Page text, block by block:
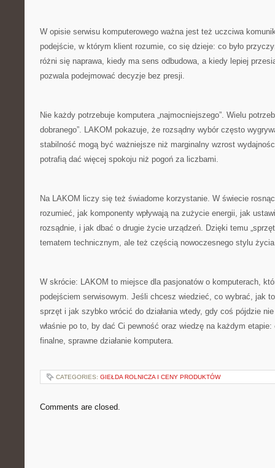
W opisie serwisu komputerowego ważna jest też uczciwa
podejście, w którym klient rozumie, co się dzieje: co było
różni się naprawa, kiedy ma sens odbudowa, a kiedy lepiej
pozwala podejmować decyzje bez presji.
Nie każdy potrzebuje komputera „najmocniejszego”. Wielu
dobranego”. LAKOM pokazuje, że rozsądny wybór często
stabilność mogą być ważniejsze niż marginalny wzrost
potrafią dać więcej spokoju niż pogoń za liczbami.
Na LAKOM liczy się też świadome korzystanie. W świecie
rozumieć, jak komponenty wpływają na zużycie energii, jak
rozsądnie, i jak dbać o drugie życie urządzeń. Dzięki temu
tematem technicznym, ale też częścią nowoczesnego stylu
W skrócie: LAKOM to miejsce dla pasjonatów o komputerach,
podejściem serwisowym. Jeśli chcesz wiedzieć, co wybrać, jak
sprzęt i jak szybko wrócić do działania wtedy, gdy coś pójdzie
właśnie po to, by dać Ci pewność oraz wiedzę na każdym
finalne, sprawne działanie komputera.
CATEGORIES: GIEŁDA ROLNICZA I CENY PRODUKTÓW
Comments are closed.